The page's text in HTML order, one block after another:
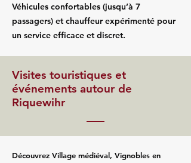
Véhicules confortables (jusqu’à 7
passagers) et chauffeur expérimenté pour
un service efficace et discret.
Visites touristiques et
événements autour de
Riquewihr
Découvrez Village médiéval, Vignobles en